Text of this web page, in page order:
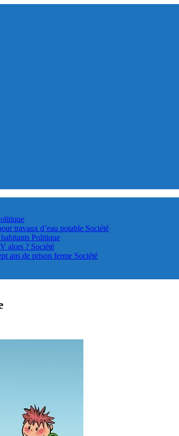
travaux d’eau potable Société
Politique
alors ? Société
ans de prison ferme Société